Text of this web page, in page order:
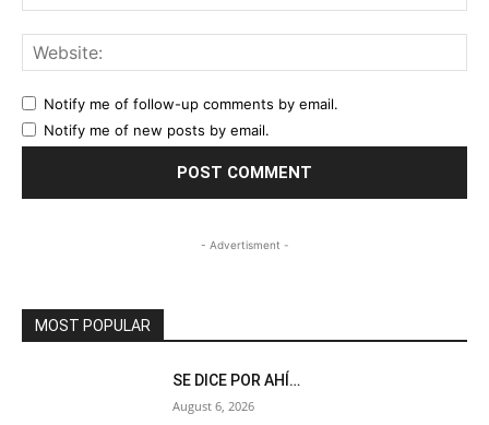
Notify me of follow-up comments by email.
Notify me of new posts by email.
- Advertisment -
MOST POPULAR
SE DICE POR AHÍ…
August 6, 2026